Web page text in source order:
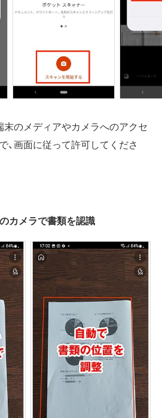
末のメディアやカメラへのアクセ
、画面に従って許可してくださ
カメラで書類を認識